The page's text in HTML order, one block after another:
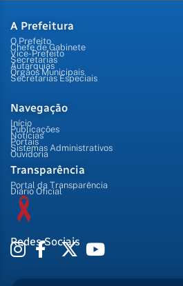
A Prefeitura
O Prefeito
Chefe de Gabinete
Vice-Prefeito
Secretarias
Autarquias
Órgãos Municipais
Secretarias Especiais
Navegação
Início
Publicações
Notícias
Portais
Sistemas Administrativos
Ouvidoria
Transparência
Portal da Transparência
Diário Oficial
Redes Sociais